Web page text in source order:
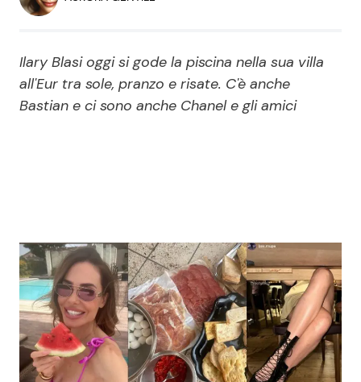
Economia
Persone Scomparse
Politica
Programmi TV
Reality e Talent
News Cinema
News Musica
News Spettacolo
News dal mondo
Ilary Blasi oggi si gode la piscina nella sua villa
all'Eur tra sole, pranzo e risate. C'è anche
Bastian e ci sono anche Chanel e gli amici